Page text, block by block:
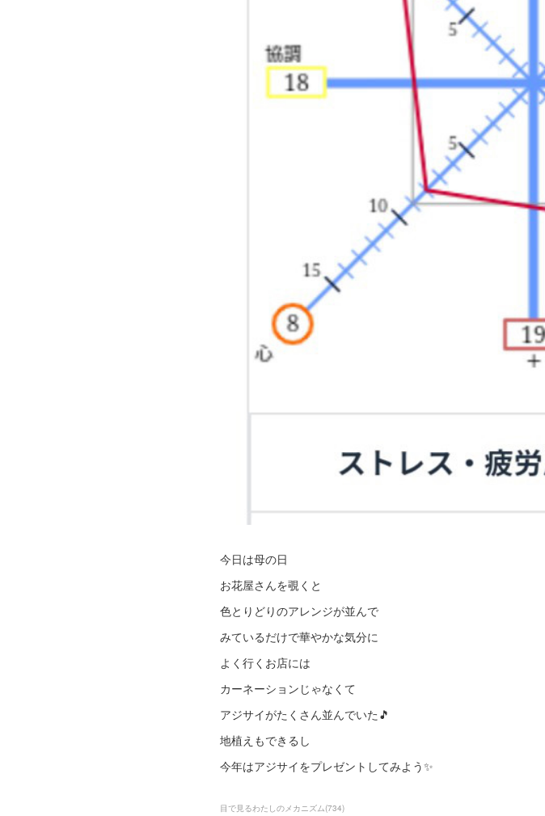
今日は母の日
お花屋さんを覗くと
色とりどりのアレンジが並んで
みているだけで華やかな気分に
よく行くお店には
カーネーションじゃなくて
アジサイがたくさん並んでいた🎵
地植えもできるし
今年はアジサイをプレゼントしてみよう✨
目で見るわたしのメカニズム(734)